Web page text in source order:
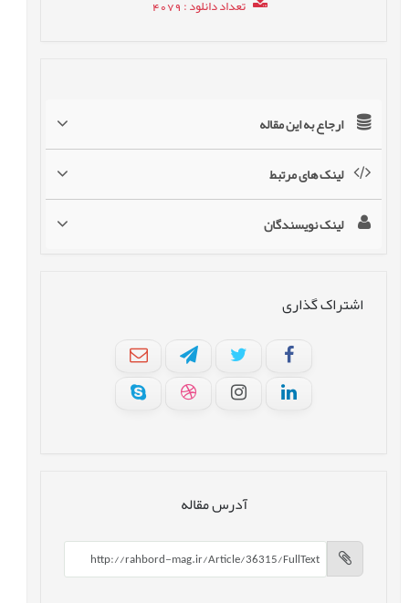
تعداد دانلود: 4079
ارجاع به این مقاله
لینک های مرتبط
لینک نویسندگان
اشتراک گذاری
آدرس مقاله